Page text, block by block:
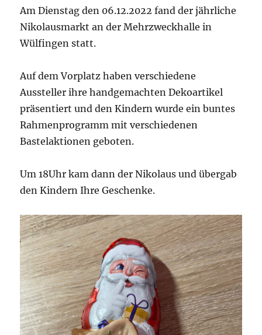
Am Dienstag den 06.12.2022 fand der jährliche
Nikolausmarkt an der Mehrzweckhalle in
Wülfingen statt.
Auf dem Vorplatz haben verschiedene
Aussteller ihre handgemachten Dekoartikel
präsentiert und den Kindern wurde ein buntes
Rahmenprogramm mit verschiedenen
Bastelaktionen geboten.
Um 18Uhr kam dann der Nikolaus und übergab
den Kindern Ihre Geschenke.